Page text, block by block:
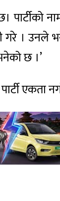
। उनले
छ ।’
एकता